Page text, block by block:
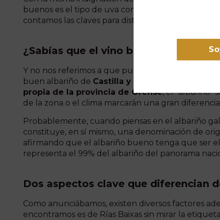
buenos es el tipo de uva con el que se elaboran,
contamos las claves para distinguir un albariño
¿Sabías que el vino blanco albariño
Y no nos referimos a que puedes probar un
buen albariño de Castilla y León
propia de la provincia de Orense, el
de la zona o el clima marcarán una gran
Probablemente, cuando piensas en el albariño
constituye, en sí mismo, una denominación de
afirmando que el albariño bueno tenga que ser
representa el 99% del albariño del panorama
Dos aspectos clave que diferencian
Como anunciábamos, existen diversos factores
encontramos es de Rías Baixas sin mirar la